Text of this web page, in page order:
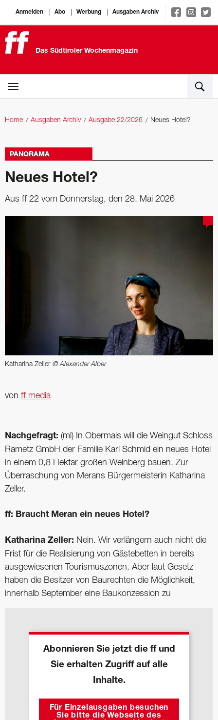
Anmelden Abo Werbung Ausgaben Archiv
Das Südtiroler Wochenmagazin
Home Ausgaben Archiv Ausgabe 22/2026 Neues Hotel?
PANORAMA
Neues Hotel?
Aus ff 22 vom Donnerstag, den 28. Mai 2026
Katharina Zeller © Alexander Alber
von ff media
Nachgefragt: (ml) In Obermais will die Weingut Schloss
Rametz GmbH der Familie Karl Schmid ein neues Hotel
in einem 0,8 Hektar großen Weinberg bauen. Zur
Überraschung von Merans Bürgermeisterin Katharina
Zeller.
ff: Braucht Meran ein neues Hotel?
Katharina Zeller: Nein. Wir verlängern auch nicht die
Frist für die Realisierung von Gästebetten in bereits
ausgewiesenen Tourismuszonen. Aber laut Gesetz
haben die Besitzer von Baurechten die Möglichkeit,
innerhalb September eine Baukonzession zu
Abonnieren Sie jetzt die ff und
Sie erhalten Zugriff auf alle
Inhalte.
Für Einzelausgaben besuchen
Sie bitte die Webseite des